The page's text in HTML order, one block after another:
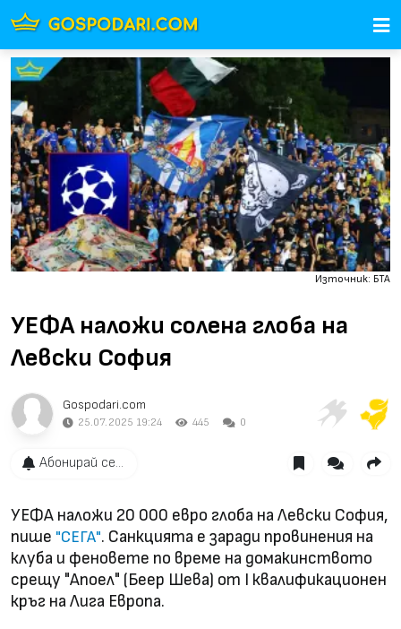
Източник: БТА
УЕФА наложи солена глоба на
Левски София
Gospodari.com
25.07.2025 19:24 445 0
Абонирай се...
УЕФА наложи 20 000 евро глоба на Левски София,
пише "СЕГА". Санкцията е заради провинения на
клуба и феновете по време на домакинството
срещу "Апоел" (Беер Шева) от I квалификационен
кръг на Лига Европа.